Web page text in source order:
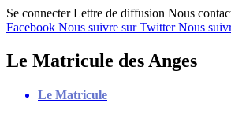
Se connecter Lettre de diffusion Nous
Facebook Nous suivre sur Twitter Nous
Le Matricule des Anges
Le Matricule